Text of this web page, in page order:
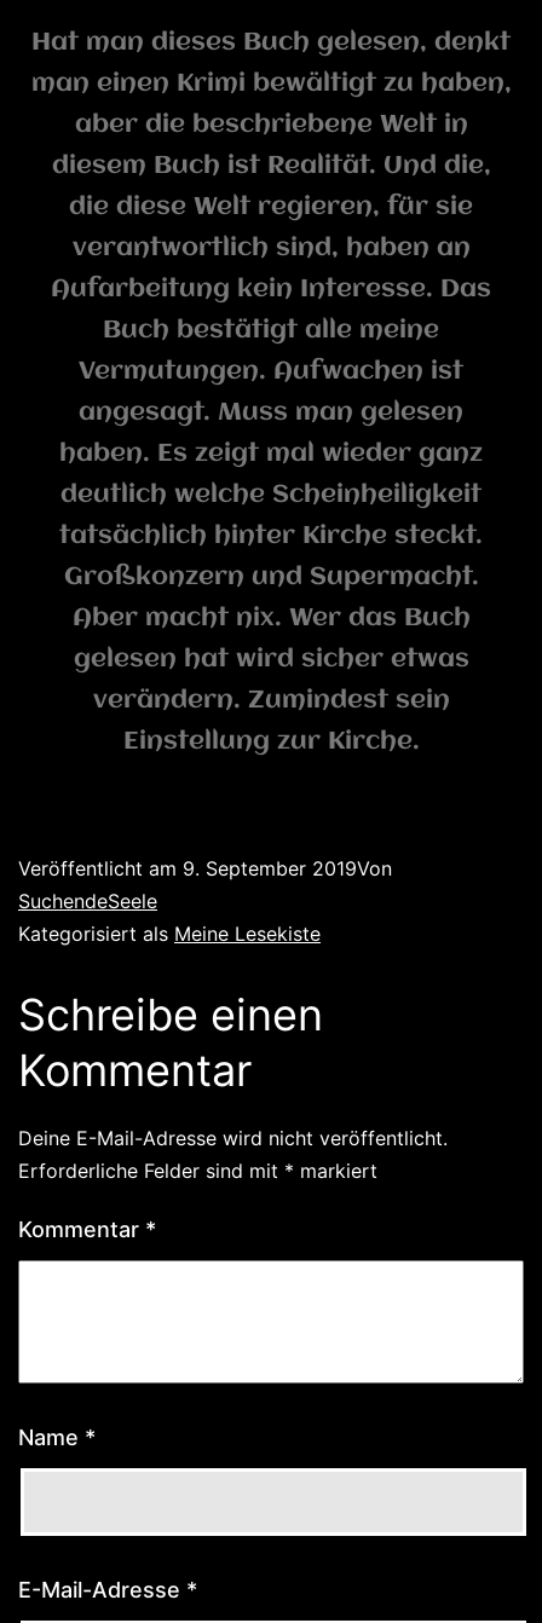
Hat man dieses Buch gelesen, denkt
man einen Krimi bewältigt zu haben,
aber die beschriebene Welt in
diesem Buch ist Realität. Und die,
die diese Welt regieren, für sie
verantwortlich sind, haben an
Aufarbeitung kein Interesse. Das
Buch bestätigt alle meine
Vermutungen. Aufwachen ist
angesagt. Muss man gelesen
haben. Es zeigt mal wieder ganz
deutlich welche Scheinheiligkeit
tatsächlich hinter Kirche steckt.
Großkonzern und Supermacht.
Aber macht nix. Wer das Buch
gelesen hat wird sicher etwas
verändern. Zumindest sein
Einstellung zur Kirche.
Veröffentlicht am 9. September 2019Von
SuchendeSeele
Kategorisiert als Meine Lesekiste
Schreibe einen
Kommentar
Deine E-Mail-Adresse wird nicht veröffentlicht.
Erforderliche Felder sind mit * markiert
Kommentar *
Name *
E-Mail-Adresse *